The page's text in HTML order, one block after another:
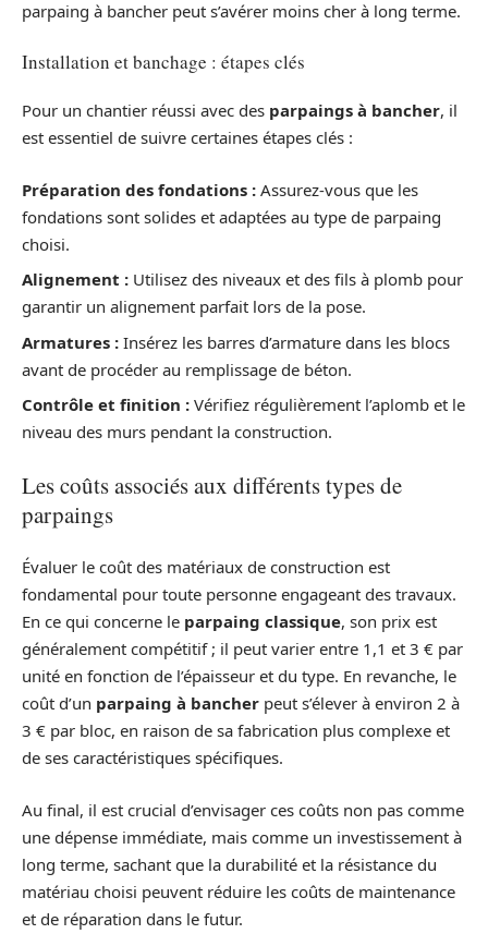
parpaing à bancher peut s’avérer moins cher à long terme.
Installation et banchage : étapes clés
Pour un chantier réussi avec des parpaings à bancher, il
est essentiel de suivre certaines étapes clés :
Préparation des fondations : Assurez-vous que les
fondations sont solides et adaptées au type de parpaing
choisi.
Alignement : Utilisez des niveaux et des fils à plomb pour
garantir un alignement parfait lors de la pose.
Armatures : Insérez les barres d’armature dans les blocs
avant de procéder au remplissage de béton.
Contrôle et finition : Vérifiez régulièrement l’aplomb et le
niveau des murs pendant la construction.
Les coûts associés aux différents types de
parpaings
Évaluer le coût des matériaux de construction est
fondamental pour toute personne engageant des travaux.
En ce qui concerne le parpaing classique, son prix est
généralement compétitif ; il peut varier entre 1,1 et 3 € par
unité en fonction de l’épaisseur et du type. En revanche, le
coût d’un parpaing à bancher peut s’élever à environ 2 à
3 € par bloc, en raison de sa fabrication plus complexe et
de ses caractéristiques spécifiques.
Au final, il est crucial d’envisager ces coûts non pas comme
une dépense immédiate, mais comme un investissement à
long terme, sachant que la durabilité et la résistance du
matériau choisi peuvent réduire les coûts de maintenance
et de réparation dans le futur.